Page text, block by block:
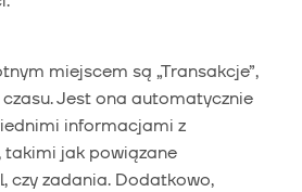
miejscem są „Transakcje”,
Jest ona automatycznie
informacjami z
jak powiązane
czy zadania. Dodatkowo,